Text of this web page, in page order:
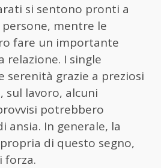
si sentono pronti a
mentre le
fare un importante
relazione. I single
serenità grazie a preziosi
sul lavoro, alcuni
potrebbero
ansia. In generale, la
di questo segno,
forza.